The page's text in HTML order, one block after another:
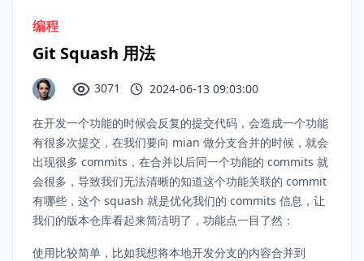
编程
Git Squash 用法
3071 2024-06-13 09:03:00
在开发一个功能的时候会反复的提交代码，会造成一个功能
有很多次提交，在我们要向 mian 做分支合并的时候，就会
出现很多 commits，在合并以后同一个功能的 commits 就
会很多，导致我们无法清晰的知道这个功能关联的 commit
有哪些，这个 squash 就是优化我们的 commits 信息，让
我们的版本仓库看起来简洁明了，功能点一目了然：
使用比较简单，比如我想将本地开发分支的内容合并到